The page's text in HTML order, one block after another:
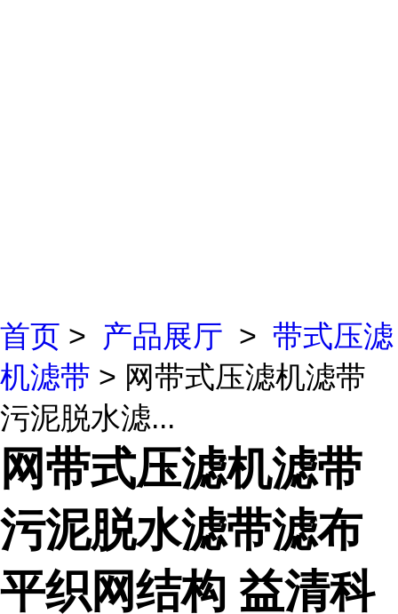
首页 > 产品展厅 > 带式压滤
机滤带 > 网带式压滤机滤带
污泥脱水滤...
网带式压滤机滤带
污泥脱水滤带滤布
平织网结构 益清科